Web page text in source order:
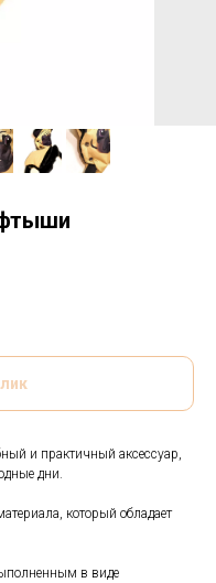
и практичный аксессуар,
дни.
который обладает
в виде